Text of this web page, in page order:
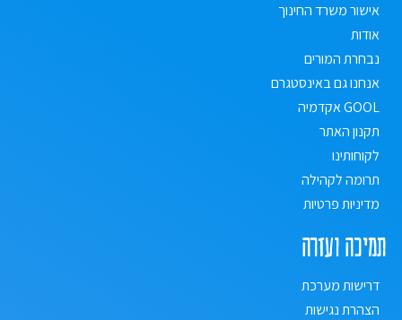
אישור משרד החינוך
אודות
נבחרת המורים
אנחנו גם באינסטגרם
GOOL אקדמיה
תקנון האתר
לקוחותינו
תרומה לקהילה
מדיניות פרטיות
תמיכה ועזרה
דרישות מערכת
הצהרת נגישות